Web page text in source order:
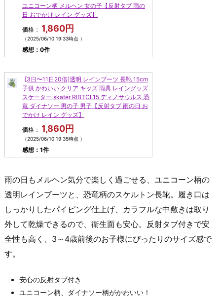
ユニコーン柄 メルヘン 女の子【反射タブ 雨の
日 おでかけ レイン グッズ】
価格： 1,860円
（2025/06/10 19:33時点 ）
感想：0件
[3日〜11日20倍]透明 レインブーツ 長靴 15cm
子供 かわいい クリア キッズ 雨具 レイングッズ
スケーター skater RIBTCL15 ディノサウルス 恐
竜 ダイナソー 男の子 男子【反射タブ 雨の日 お
でかけ レイン グッズ】
価格： 1,860円
（2025/06/10 19:35時点 ）
感想：1件
雨の日もメルヘン気分で楽しく過ごせる、ユニコーン柄の
透明レインブーツと、恐竜柄のスケルトン長靴。履き口は
しっかりしたパイピング仕上げ、カラフルな中敷きは取り
外して乾燥できるので、衛生面も安心。反射タブ付きで安
全性も高く、3～4歳前後のお子様にぴったりのサイズ感で
す。
安心の反射タブ付き
ユニコーン柄、ダイナソー柄がかわいい！